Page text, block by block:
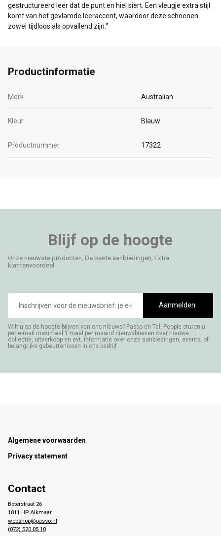
gestructureerd leer dat de punt en hiel siert. Een vleugje extra stijl
komt van het gevlamde leeraccent, waardoor deze schoenen
zowel tijdloos als opvallend zijn."
Productinformatie
Merk Australian
Kleur Blauw
Productnummer 17322
Blijf op de hoogte
Onze nieuwste producten, De beste aanbiedingen, Extra
klantenvoordeel
mailadres
Aanmelden
Wilt u op de hoogte blijven van ons nieuws? Passo en Tall People sturen u
per e-mail maximaal 1 maal per maand nieuwsbrieven over nieuwe
collectie, uitverkoop en evt. informatie over onze aanbiedingen, events, of
belangrijke gebeurtenissen in ons bedrijf.
Footer
Algemene voorwaarden
Privacy statement
Contact
Boterstraat 26
1811 HP Alkmaar
webshop@passo.nl
(072) 520 05 10